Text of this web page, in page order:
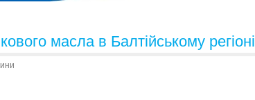
масла в Балтійському регіоні